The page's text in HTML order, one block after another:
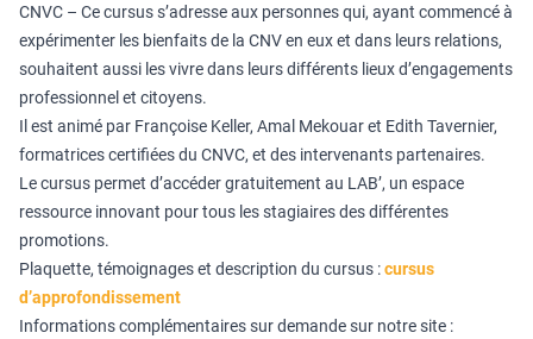
CNVC – Ce cursus s’adresse aux personnes qui, ayant commencé à
expérimenter les bienfaits de la CNV en eux et dans leurs relations,
souhaitent aussi les vivre dans leurs différents lieux d’engagements
professionnel et citoyens.
Il est animé par Françoise Keller, Amal Mekouar et Edith Tavernier,
formatrices certifiées du CNVC, et des intervenants partenaires.
Le cursus permet d’accéder gratuitement au LAB’, un espace
ressource innovant pour tous les stagiaires des différentes
promotions.
Plaquette, témoignages et description du cursus :cursus
d’approfondissement
Informations complémentaires sur demande sur notre site :